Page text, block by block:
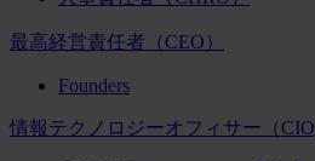
最高経営責任者（CEO）
Founders
情報テクノロジーオフィサー（CIO,